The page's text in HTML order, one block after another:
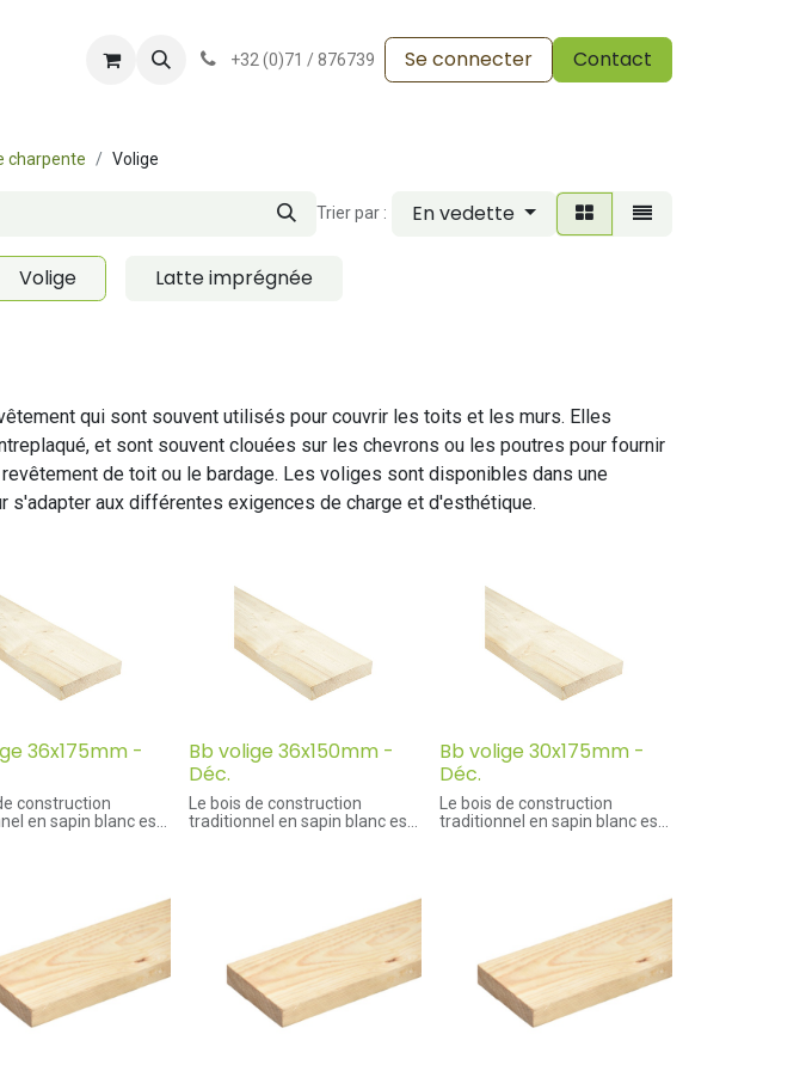
conditionsgeneralesdevente Pergola Vos réalisations
+32 (0)71 / 876739 Se connecter Contact
charpente Volige
Trier par : En vedette
Volige Latte imprégnée
qui sont souvent utilisés pour couvrir les toits et les murs. Elles
et sont souvent clouées sur les chevrons ou les poutres pour fournir
de toit ou le bardage. Les voliges sont disponibles dans une
s'adapter aux différentes exigences de charge et d'esthétique.
36x175mm -
construction
en sapin blanc est
le bois de construction
scié "cœur fendu".
construction
poutre, madriers,
planches et lattes.
Bb volige 36x150mm -
Déc.
Le bois de construction
traditionnel en sapin blanc est
naturel, le bois de construction
est souvent scié "cœur fendu".
Le bois de construction
comporte: poutre, madriers,
chevrons, planches et lattes.
Bb volige 30x175mm -
Déc.
Le bois de construction
traditionnel en sapin blanc est
naturel, le bois de construction
est souvent scié "cœur fendu".
Le bois de construction
comporte: poutre, madriers,
chevrons, planches et lattes.